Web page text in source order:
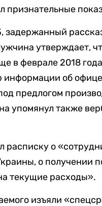
утверждает,
в феврале 2018
информации об
предлогом
упомянул также
расписку о
о получении
текущие расходы».
изъяли